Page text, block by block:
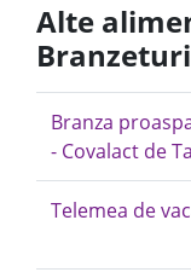
Alte
Branzeturi
Branza
- Covalact de
Telemea de